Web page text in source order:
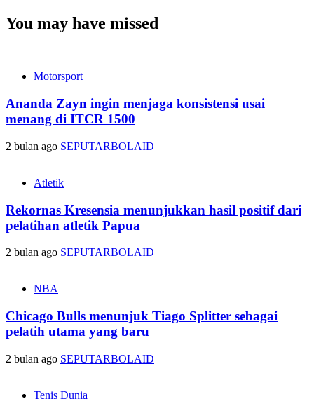
You may have missed
Motorsport
Ananda Zayn ingin menjaga konsistensi usai
menang di ITCR 1500
2 bulan ago SEPUTARBOLAID
Atletik
Rekornas Kresensia menunjukkan hasil positif dari
pelatihan atletik Papua
2 bulan ago SEPUTARBOLAID
NBA
Chicago Bulls menunjuk Tiago Splitter sebagai
pelatih utama yang baru
2 bulan ago SEPUTARBOLAID
Tenis Dunia